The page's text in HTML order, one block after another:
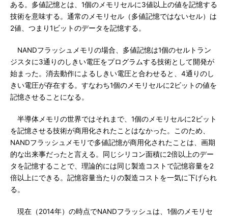
ある。多値記憶とは、1個のメモリセルに3値以上の値を記憶する
技術を意味する。通常のメモリセル（多値記憶ではないセル）は
2値、つまり1ビットのデータを記憶する。
NANDフラッシュメモリの場合、多値記憶は1個のセルトラン
ジスタに3通りのしきい電圧をプログラムする技術として開発が
始まった。消去動作によるしきい電圧と合わせると、4通りのし
きい電圧が存在する。すなわち1個のメモリセルに2ビットの値を
記憶させることになる。
半導体メモリの世界ではそれまで、1個のメモリセルに2ビット
を記憶させる技術が商用化されたことはなかった。このため、
NANDフラッシュメモリで多値記憶が商用化されたことは、画期
的な出来事だったと言える。同じシリコン面積に2倍以上のデー
タを記憶することで、理論的には同じ製造コストで記憶容量を2
倍以上にできる。記憶容量当たりの製造コストを一気に下げられ
る。
現在（2014年）の時点でNANDフラッシュは、1個のメモリセ